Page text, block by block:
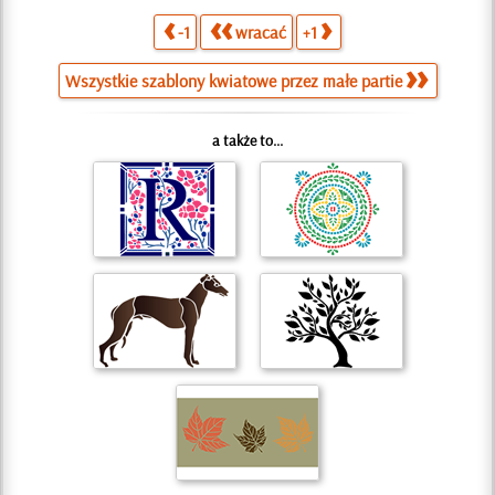
-1 wracać +1
Wszystkie szablony kwiatowe przez małe partie
a także to...